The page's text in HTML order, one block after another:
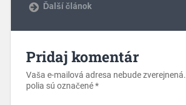
Ďalší článok
Pridaj komentár
Vaša e-mailová adresa nebude zverejnená.
polia sú označené*